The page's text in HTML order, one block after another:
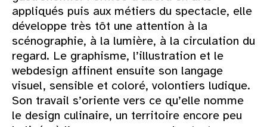
appliqués puis aux métiers du spectacle, elle
développe très tôt une attention à la
scénographie, à la lumière, à la circulation du
regard. Le graphisme, l’illustration et le
webdesign affinent ensuite son langage
visuel, sensible et coloré, volontiers ludique.
Son travail s’oriente vers ce qu’elle nomme
le design culinaire, un territoire encore peu